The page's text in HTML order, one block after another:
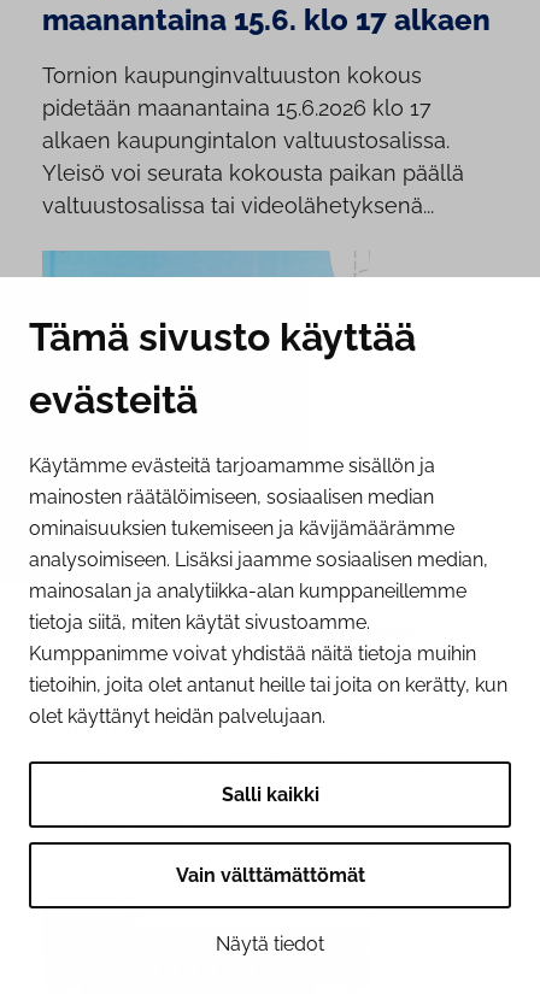
Tämä sivusto käyttää
evästeitä
Käytämme evästeitä tarjoamamme sisällön ja
mainosten räätälöimiseen, sosiaalisen median
ominaisuuksien tukemiseen ja kävijämäärämme
analysoimiseen. Lisäksi jaamme sosiaalisen median,
mainosalan ja analytiikka-alan kumppaneillemme
tietoja siitä, miten käytät sivustoamme.
Kumppanimme voivat yhdistää näitä tietoja muihin
tietoihin, joita olet antanut heille tai joita on kerätty, kun
olet käyttänyt heidän palvelujaan.
Salli kaikki
Vain välttämättömät
Näytä tiedot
maanantaina 15.6. klo 17 alkaen
Tornion kaupunginvaltuuston kokous
pidetään maanantaina 15.6.2026 klo 17
alkaen kaupungintalon valtuustosalissa.
Yleisö voi seurata kokousta paikan päällä
valtuustosalissa tai videolähetyksenä...
09.06.2026
Huomioi Tornion sillan
alikulkukohdat liikkuessasi
joella kesällä
Tornionjoen ylittävän sillan
peruskunnostustyöt jatkuvat kesän ajan.
Veneilijöille ja muille joella kulkeville on
merkitty sillan alle kaksi alikulkukohtaa.